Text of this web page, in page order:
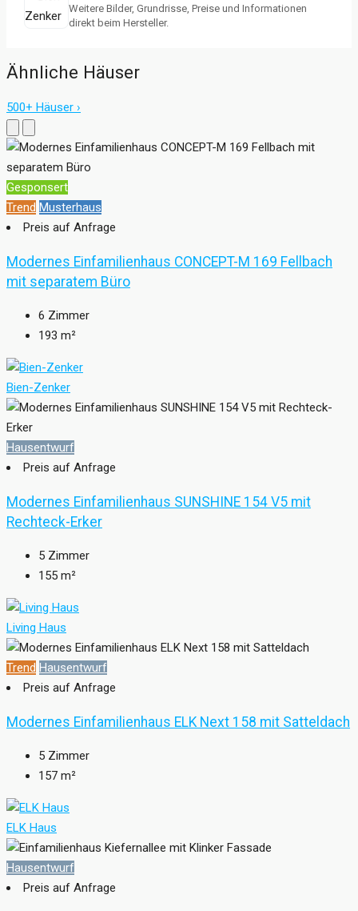
Weitere Bilder, Grundrisse, Preise und Informationen
direkt beim Hersteller.
Ähnliche Häuser
500+ Häuser ›
Gesponsert
Trend Musterhaus
Preis auf Anfrage
Modernes Einfamilienhaus CONCEPT-M 169 Fellbach
mit separatem Büro
6 Zimmer
193 m²
Bien-Zenker
Hausentwurf
Preis auf Anfrage
Modernes Einfamilienhaus SUNSHINE 154 V5 mit
Rechteck-Erker
5 Zimmer
155 m²
Living Haus
Trend Hausentwurf
Preis auf Anfrage
Modernes Einfamilienhaus ELK Next 158 mit Satteldach
5 Zimmer
157 m²
ELK Haus
Hausentwurf
Preis auf Anfrage